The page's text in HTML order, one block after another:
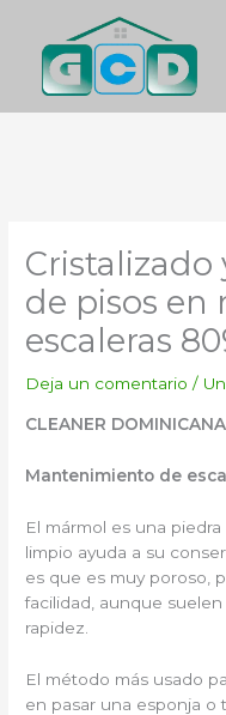
contenido
de pisos en
escaleras
Deja un comentario /
CLEANER
Mantenimiento de
El mármol es una
limpio ayuda a su
es que es muy poroso,
facilidad, aunque
rapidez.
El método más usado
en pasar una esponja o